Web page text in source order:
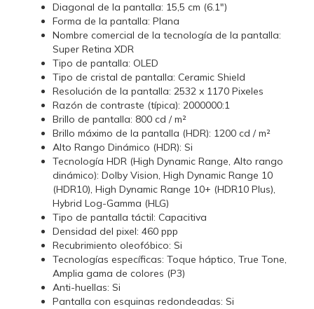
Diagonal de la pantalla: 15,5 cm (6.1")
Forma de la pantalla: Plana
Nombre comercial de la tecnología de la pantalla:
Super Retina XDR
Tipo de pantalla: OLED
Tipo de cristal de pantalla: Ceramic Shield
Resolución de la pantalla: 2532 x 1170 Pixeles
Razón de contraste (típica): 2000000:1
Brillo de pantalla: 800 cd / m²
Brillo máximo de la pantalla (HDR): 1200 cd / m²
Alto Rango Dinámico (HDR): Si
Tecnología HDR (High Dynamic Range, Alto rango
dinámico): Dolby Vision, High Dynamic Range 10
(HDR10), High Dynamic Range 10+ (HDR10 Plus),
Hybrid Log-Gamma (HLG)
Tipo de pantalla táctil: Capacitiva
Densidad del pixel: 460 ppp
Recubrimiento oleofóbico: Si
Tecnologías específicas: Toque háptico, True Tone,
Amplia gama de colores (P3)
Anti-huellas: Si
Pantalla con esquinas redondeadas: Si